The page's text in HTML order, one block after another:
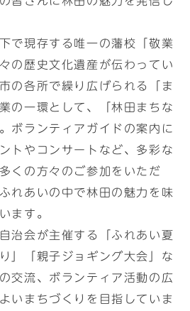
で現存する唯一の藩校「敬業
の歴史文化遺産が伝わってい
の各所で繰り広げられる「ま
の一環として、「林田まちな
ボランティアガイドの案内に
トやコンサートなど、多彩な
くの方々のご参加をいただ
れあいの中で林田の魅力を味
ます。
治会が主催する「ふれあい夏
」「親子ジョギング大会」な
交流、ボランティア活動の広
いまちづくりを目指していま